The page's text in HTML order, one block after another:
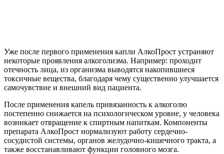
Уже после первого применения капли АлкоПрост устраняют
некоторые проявления алкоголизма. Например: проходит
отечность лица, из организма выводятся накопившиеся
токсичные вещества, благодаря чему существенно улучшается
самочувствие и внешний вид пациента.
После применения капель привязанность к алкоголю
постепенно снижается на психологическом уровне, у человека
возникает отвращение к спиртным напиткам. Компоненты
препарата АлкоПрост нормализуют работу сердечно-
сосудистой системы, органов желудочно-кишечного тракта, а
также восстанавливают функции головного мозга.